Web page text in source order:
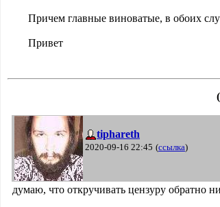
Причем главные виноватые, в обоих
Привет
(
tiphareth
2020-09-16 22:45 (ссылка)
думаю, что откручивать цензуру обратно